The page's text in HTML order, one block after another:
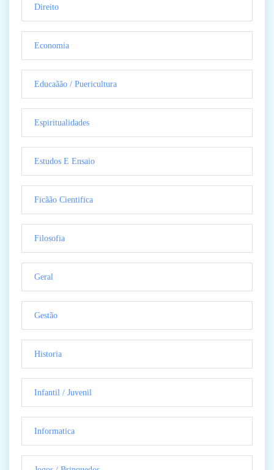
Direito
Economia
Educaãão / Puericultura
Espiritualidades
Estudos E Ensaio
Ficãão Cientifica
Filosofia
Geral
Gestão
Historia
Infantil / Juvenil
Informatica